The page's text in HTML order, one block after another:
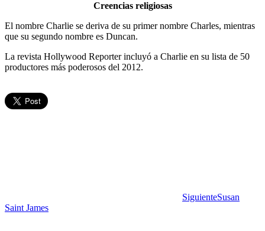
Creencias religiosas
El nombre Charlie se deriva de su primer nombre Charles, mientras
que su segundo nombre es Duncan.
La revista Hollywood Reporter incluyó a Charlie en su lista de 50
productores más poderosos del 2012.
SiguienteSusan
Saint James